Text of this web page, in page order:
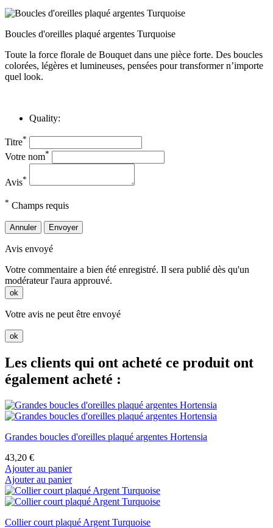
Boucles d'oreilles plaqué argentes Turquoise
Toute la force florale de Bouquet dans une pièce forte. Des boucles
colorées, légères et lumineuses, pensées pour transformer n’importe
quel look.
Quality:
Titre*
Votre nom*
Avis*
* Champs requis
Annuler Envoyer
Avis envoyé
Votre commentaire a bien été enregistré. Il sera publié dès qu'un
modérateur l'aura approuvé.
ok
Votre avis ne peut être envoyé
ok
Les clients qui ont acheté ce produit ont
également acheté :
Grandes boucles d'oreilles plaqué argentes Hortensia
43,20 €
Ajouter au panier
Ajouter au panier
Collier court plaqué Argent Turquoise